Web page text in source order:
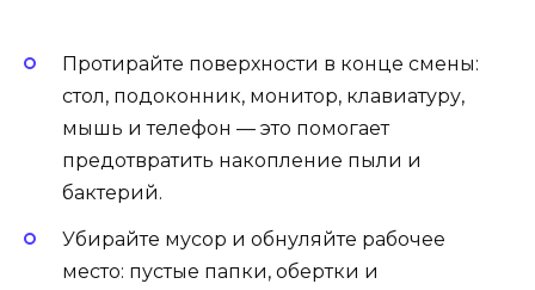
Протирайте поверхности в конце смены:
стол, подоконник, монитор, клавиатуру,
мышь и телефон — это помогает
предотвратить накопление пыли и
бактерий.
Убирайте мусор и обнуляйте рабочее
место: пустые папки, обертки и